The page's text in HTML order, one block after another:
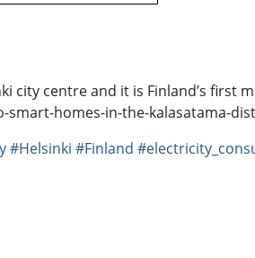
city centre and it is Finland’s first
homes-in-the-kalasatama-
#Helsinki #Finland